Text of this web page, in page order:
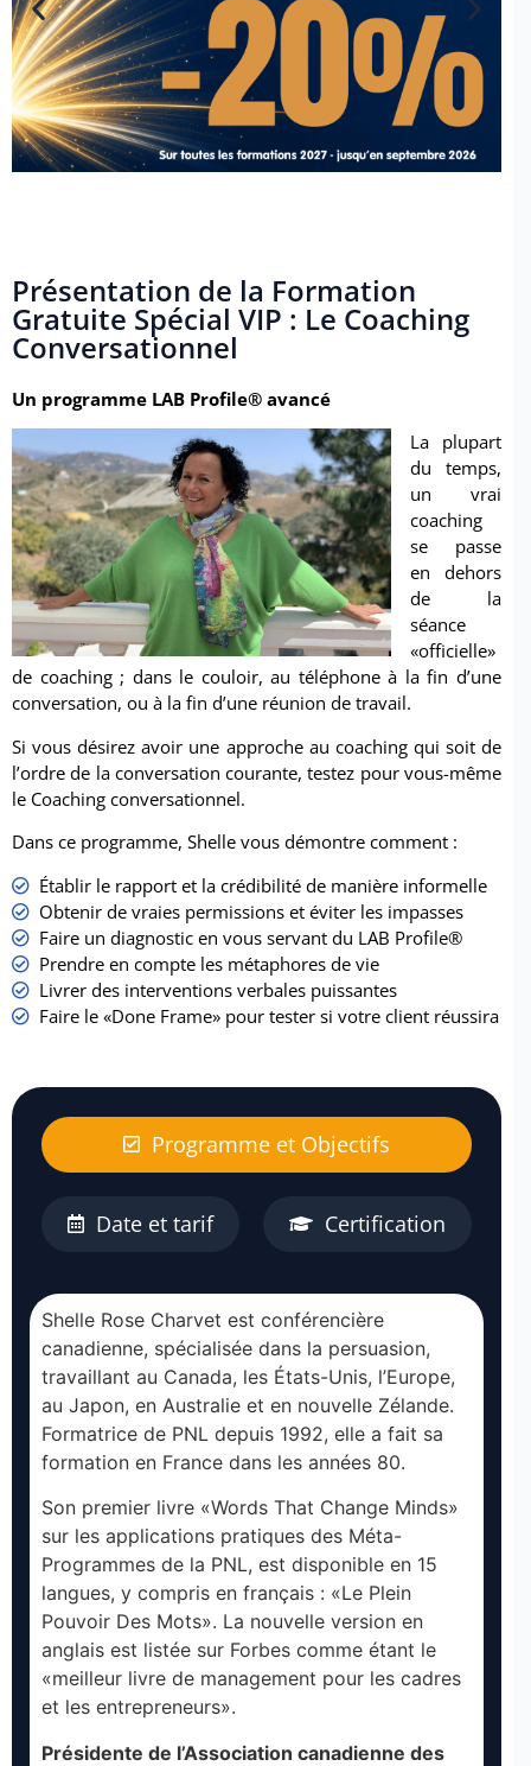
Présentation de la Formation
Gratuite Spécial VIP : Le Coaching
Conversationnel
Un programme LAB Profile® avancé
La plupart
du temps,
un vrai
coaching
se passe
en dehors
de la
séance
«officielle»
de coaching ; dans le couloir, au téléphone à la fin d’une
conversation, ou à la fin d’une réunion de travail.
Si vous désirez avoir une approche au coaching qui soit de
l’ordre de la conversation courante, testez pour vous-même
le Coaching conversationnel.
Dans ce programme, Shelle vous démontre comment :
Établir le rapport et la crédibilité de manière informelle
Obtenir de vraies permissions et éviter les impasses
Faire un diagnostic en vous servant du LAB Profile®
Prendre en compte les métaphores de vie
Livrer des interventions verbales puissantes
Faire le «Done Frame» pour tester si votre client réussira
Programme et Objectifs
Date et tarif Certification
Shelle Rose Charvet est conférencière
canadienne, spécialisée dans la persuasion,
travaillant au Canada, les États-Unis, l’Europe,
au Japon, en Australie et en nouvelle Zélande.
Formatrice de PNL depuis 1992, elle a fait sa
formation en France dans les années 80.
Son premier livre «Words That Change Minds»
sur les applications pratiques des Méta-
Programmes de la PNL, est disponible en 15
langues, y compris en français : «Le Plein
Pouvoir Des Mots». La nouvelle version en
anglais est listée sur Forbes comme étant le
«meilleur livre de management pour les cadres
et les entrepreneurs».
Présidente de l’Association canadienne des